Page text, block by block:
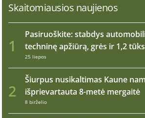
Skaitomiausios naujienos
1
Pasiruoškite: stabdys
techninę apžiūrą, grės ir 1,2
25 liepos
2
Šiurpus nusikaltimas Kaune
išprievartauta 8-metė mergaitė
8 birželio